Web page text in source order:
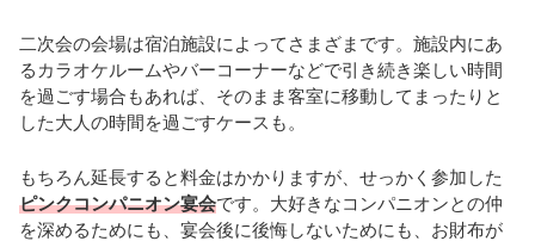
二次会の会場は宿泊施設によってさまざまです。施設内にあ
るカラオケルームやバーコーナーなどで引き続き楽しい時間
を過ごす場合もあれば、そのまま客室に移動してまったりと
した大人の時間を過ごすケースも。
もちろん延長すると料金はかかりますが、せっかく参加した
ピンクコンパニオン宴会です。大好きなコンパニオンとの仲
を深めるためにも、宴会後に後悔しないためにも、お財布が